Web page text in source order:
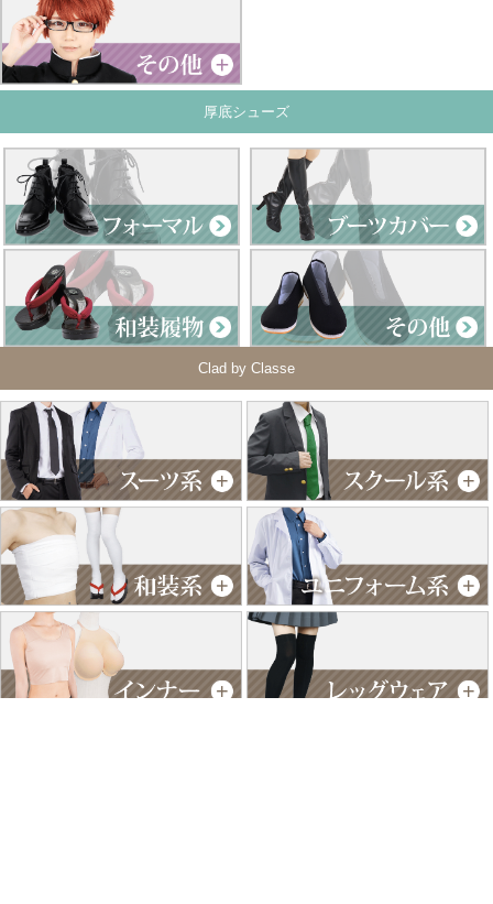
厚底シューズ
Clad by Classe